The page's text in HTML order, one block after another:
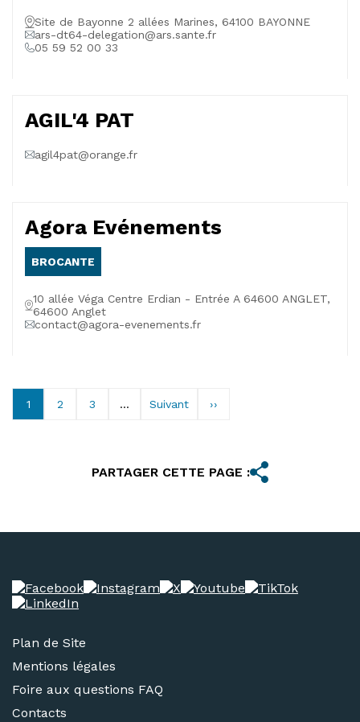
Site de Bayonne 2 allées Marines, 64100 BAYONNE
ars-dt64-delegation@ars.sante.fr
05 59 52 00 33
AGIL'4 PAT
agil4pat@orange.fr
Agora Evénements
BROCANTE
10 allée Véga Centre Erdian - Entrée A 64600 ANGLET,
64600 Anglet
contact@agora-evenements.fr
1 2 3 ... Suivant ››
PARTAGER CETTE PAGE :
Plan de Site
Mentions légales
Foire aux questions FAQ
Contacts